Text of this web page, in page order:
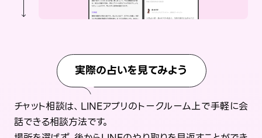
実際の占いを見てみよう
チャット相談は、LINEアプリのトークルーム上で手軽に会
話できる相談方法です。